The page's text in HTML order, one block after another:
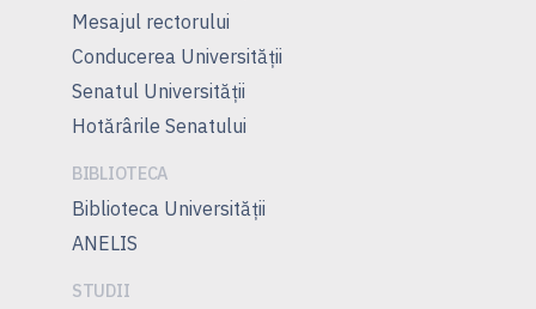
Mesajul rectorului
Conducerea Universităţii
Senatul Universității
Hotărârile Senatului
BIBLIOTECA
Biblioteca Universității
ANELIS
STUDII